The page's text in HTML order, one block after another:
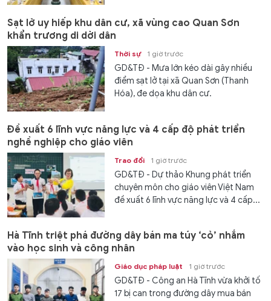
Sạt lở uy hiếp khu dân cư, xã vùng cao Quan Sơn
khẩn trương di dời dân
Thời sự 1 giờ trước
GD&TĐ - Mưa lớn kéo dài gây nhiều
điểm sạt lở tại xã Quan Sơn (Thanh
Hóa), đe dọa khu dân cư.
Đề xuất 6 lĩnh vực năng lực và 4 cấp độ phát triển
nghề nghiệp cho giáo viên
Trao đổi 1 giờ trước
GD&TĐ - Dự thảo Khung phát triển
chuyên môn cho giáo viên Việt Nam
đề xuất 6 lĩnh vực năng lực và 4 cấp...
Hà Tĩnh triệt phá đường dây bán ma túy ‘cỏ’ nhắm
vào học sinh và công nhân
Giáo dục pháp luật 1 giờ trước
GD&TĐ - Công an Hà Tĩnh vừa khởi tố
17 bị can trong đường dây mua bán